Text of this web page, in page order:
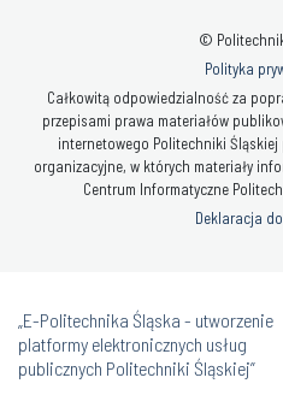
©
Polityka
Całkowitą odpowiedzialność za
przepisami prawa materiałów
internetowego Politechniki
organizacyjne, w których materiały
Centrum Informatyczne
Deklaracja
„E-Politechnika Śląska - utworzenie
platformy elektronicznych usług
publicznych Politechniki Śląskiej”